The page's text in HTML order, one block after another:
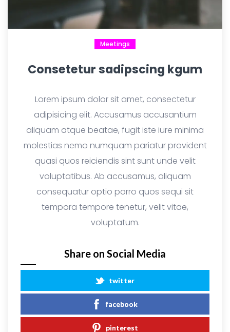
Meetings
Consetetur sadipscing kgum
Lorem ipsum dolor sit amet, consectetur
adipisicing elit. Accusamus accusantium
aliquam atque beatae, fugit iste iure minima
molestias nemo numquam pariatur provident
quasi quos reiciendis sint sunt unde velit
voluptatibus. Ab accusamus, aliquam
consequatur optio porro quos sequi sit
tempora tempore tenetur, velit vitae,
voluptatum.
Share on Social Media
twitter
facebook
pinterest